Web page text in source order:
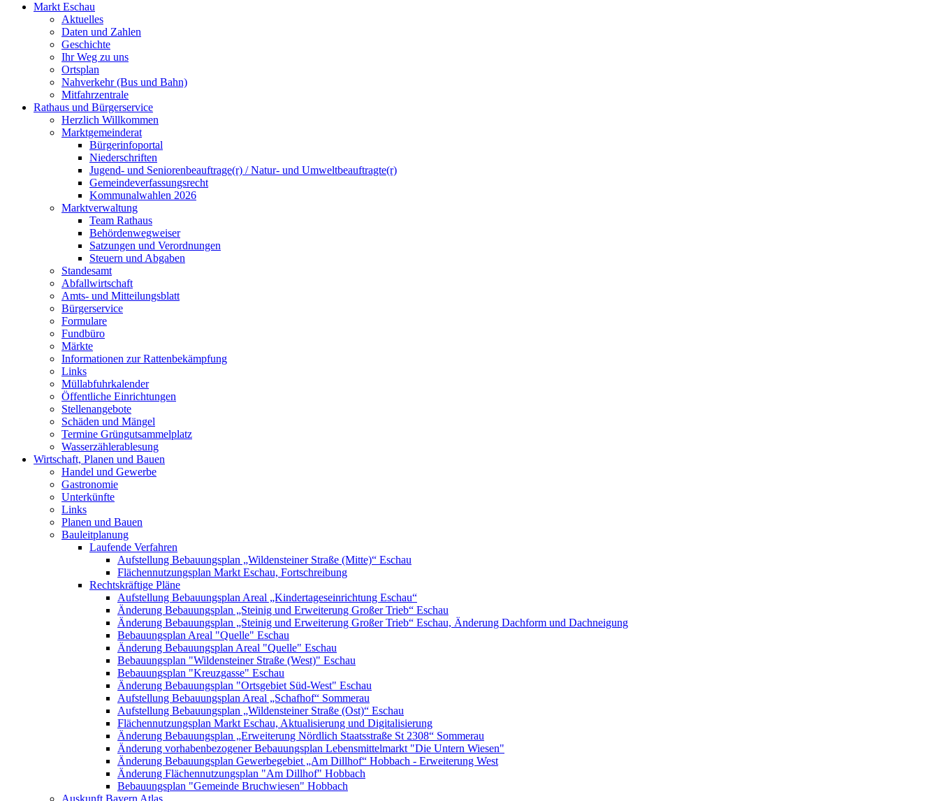
Markt Eschau
Aktuelles
Daten und Zahlen
Geschichte
Ihr Weg zu uns
Ortsplan
Nahverkehr (Bus und Bahn)
Mitfahrzentrale
Rathaus und Bürgerservice
Herzlich Willkommen
Marktgemeinderat
Bürgerinfoportal
Niederschriften
Jugend- und Seniorenbeauftrage(r) / Natur- und Umweltbeauftragte(r)
Gemeindeverfassungsrecht
Kommunalwahlen 2026
Marktverwaltung
Team Rathaus
Behördenwegweiser
Satzungen und Verordnungen
Steuern und Abgaben
Standesamt
Abfallwirtschaft
Amts- und Mitteilungsblatt
Bürgerservice
Formulare
Fundbüro
Märkte
Informationen zur Rattenbekämpfung
Links
Müllabfuhrkalender
Öffentliche Einrichtungen
Stellenangebote
Schäden und Mängel
Termine Grüngutsammelplatz
Wasserzählerablesung
Wirtschaft, Planen und Bauen
Handel und Gewerbe
Gastronomie
Unterkünfte
Links
Planen und Bauen
Bauleitplanung
Laufende Verfahren
Aufstellung Bebauungsplan „Wildensteiner Straße (Mitte)“ Eschau
Flächennutzungsplan Markt Eschau, Fortschreibung
Rechtskräftige Pläne
Aufstellung Bebauungsplan Areal „Kindertageseinrichtung Eschau“
Änderung Bebauungsplan „Steinig und Erweiterung Großer Trieb“ Eschau
Änderung Bebauungsplan „Steinig und Erweiterung Großer Trieb“ Eschau, Änderung Dachform und Dachneigung
Bebauungsplan Areal "Quelle" Eschau
Änderung Bebauungsplan Areal "Quelle" Eschau
Bebauungsplan "Wildensteiner Straße (West)" Eschau
Bebauungsplan "Kreuzgasse" Eschau
Änderung Bebauungsplan "Ortsgebiet Süd-West" Eschau
Aufstellung Bebauungsplan Areal „Schafhof“ Sommerau
Aufstellung Bebauungsplan „Wildensteiner Straße (Ost)“ Eschau
Flächennutzungsplan Markt Eschau, Aktualisierung und Digitalisierung
Änderung Bebauungsplan „Erweiterung Nördlich Staatsstraße St 2308“ Sommerau
Änderung vorhabenbezogener Bebauungsplan Lebensmittelmarkt "Die Untern Wiesen"
Änderung Bebauungsplan Gewerbegebiet „Am Dillhof“ Hobbach - Erweiterung West
Änderung Flächennutzungsplan "Am Dillhof" Hobbach
Bebauungsplan "Gemeinde Bruchwiesen" Hobbach
Auskunft Bayern Atlas